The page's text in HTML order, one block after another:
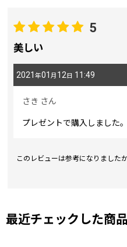
期間 :
画像:
星の数
並び順
5
美しい
2021 年01 月 12 日 11:49
さき さん
プレゼントで購入しました
このレビューは参考になりました
最近チェックした商品